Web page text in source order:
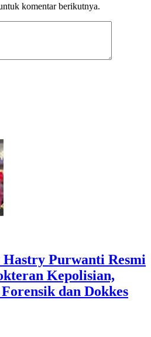
komentar berikutnya.
Purwanti Resmi
Kepolisian,
dan Dokkes